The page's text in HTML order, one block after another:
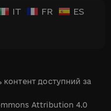
IT FR ES
контент доступний за
Attribution 4.0